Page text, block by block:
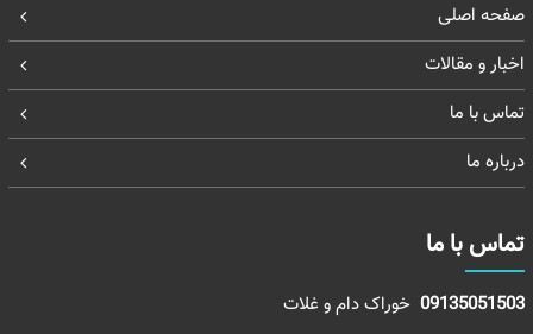
صفحه اصلی
اخبار و مقالات
تماس با ما
درباره ما
تماس با ما
09135051503خوراک دام و غلات